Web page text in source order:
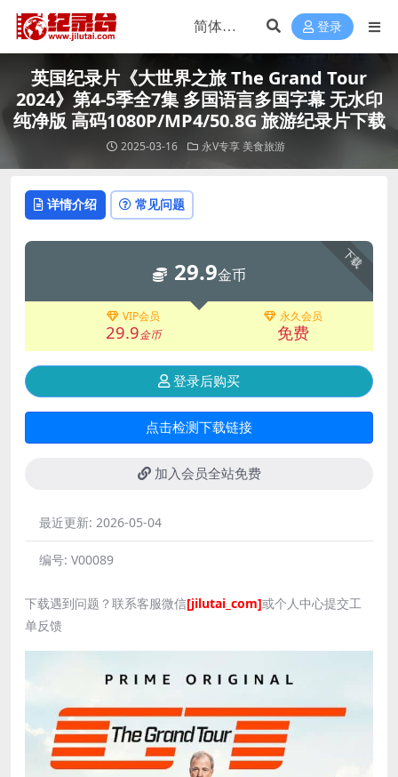
登录
英国纪录片《大世界之旅 The Grand Tour
2024》第4-5季全7集 多国语言多国字幕 无水印
纯净版 高码1080P/MP4/50.8G 旅游纪录片下载
2025-03-16 永V专享 美食旅游
详情介绍 常见问题
下载
29.9金币
VIP会员
29.9金币
永久会员
免费
登录后购买
点击检测下载链接
加入会员全站免费
最近更新: 2026-05-04
编号: V00089
下载遇到问题？联系客服微信[jilutai_com]或个人中心提交工
单反馈